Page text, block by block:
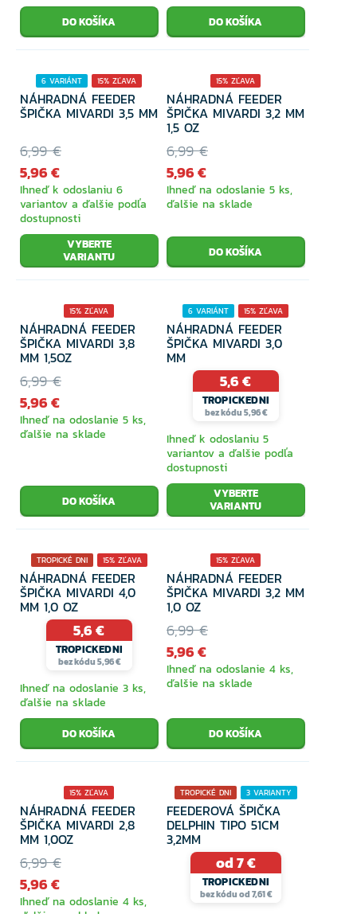
6 VARIÁNT 15% ZĽAVA
NÁHRADNÁ FEEDER
ŠPIČKA MIVARDI 3,5 MM
6,99 €
5,96 €
Ihneď k odoslaniu 6
variantov a ďalšie podľa
dostupnosti
VYBERTE
VARIANTU
15% ZĽAVA
NÁHRADNÁ FEEDER
ŠPIČKA MIVARDI 3,2 MM
1,5 OZ
6,99 €
5,96 €
Ihneď na odoslanie 5 ks,
ďalšie na sklade
15% ZĽAVA
NÁHRADNÁ FEEDER
ŠPIČKA MIVARDI 3,8
MM 1,5OZ
6,99 €
5,96 €
Ihneď na odoslanie 5 ks,
ďalšie na sklade
6 VARIÁNT 15% ZĽAVA
NÁHRADNÁ FEEDER
ŠPIČKA MIVARDI 3,0
MM
5,6 €
TROPICKEDNI
bez kódu 5,96 €
Ihneď k odoslaniu 5
variantov a ďalšie podľa
dostupnosti
VYBERTE
VARIANTU
TROPICKÉ DNI 15% ZĽAVA
NÁHRADNÁ FEEDER
ŠPIČKA MIVARDI 4,0
MM 1,0 OZ
5,6 €
TROPICKEDNI
bez kódu 5,96 €
Ihneď na odoslanie 3 ks,
ďalšie na sklade
15% ZĽAVA
NÁHRADNÁ FEEDER
ŠPIČKA MIVARDI 3,2 MM
1,0 OZ
6,99 €
5,96 €
Ihneď na odoslanie 4 ks,
ďalšie na sklade
15% ZĽAVA
NÁHRADNÁ FEEDER
ŠPIČKA MIVARDI 2,8
MM 1,0OZ
6,99 €
5,96 €
Ihneď na odoslanie 4 ks,
TROPICKÉ DNI
3 VARIANTY
15% ZĽAVA
FEEDEROVÁ ŠPIČKA
DELPHIN TIPO 51CM
3,2MM
od 7 €
TROPICKEDNI
bez kódu od 7,61 €